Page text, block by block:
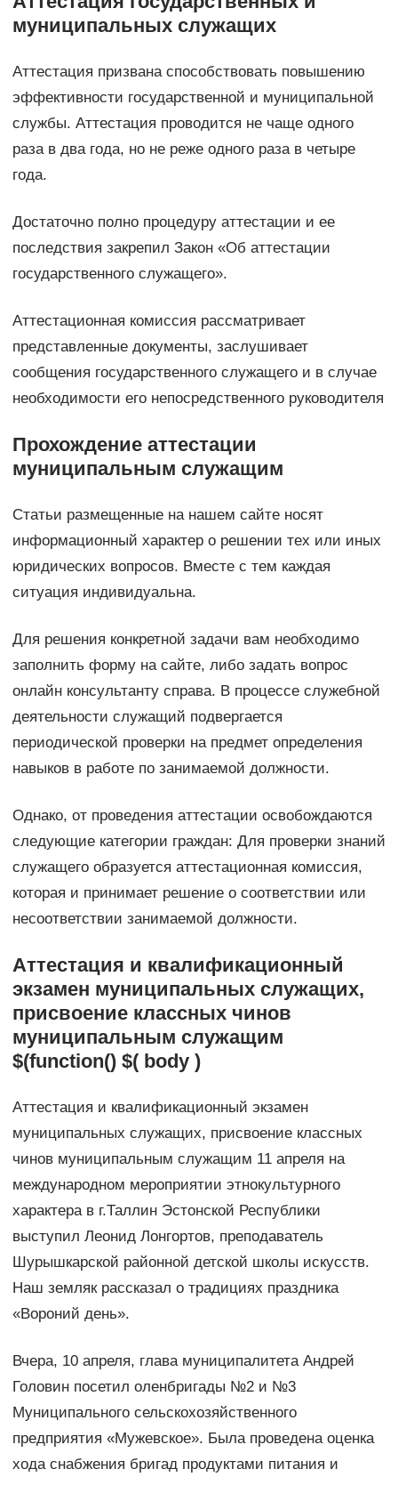
муниципальных служащих
Аттестация призвана способствовать повышению
эффективности государственной и муниципальной
службы. Аттестация проводится не чаще одного
раза в два года, но не реже одного раза в четыре
года.
Достаточно полно процедуру аттестации и ее
последствия закрепил Закон «Об аттестации
государственного служащего».
Аттестационная комиссия рассматривает
представленные документы, заслушивает
сообщения государственного служащего и в случае
необходимости его непосредственного руководителя
Прохождение аттестации
муниципальным служащим
Статьи размещенные на нашем сайте носят
информационный характер о решении тех или иных
юридических вопросов. Вместе с тем каждая
ситуация индивидуальна.
Для решения конкретной задачи вам необходимо
заполнить форму на сайте, либо задать вопрос
онлайн консультанту справа. В процессе служебной
деятельности служащий подвергается
периодической проверки на предмет определения
навыков в работе по занимаемой должности.
Однако, от проведения аттестации освобождаются
следующие категории граждан: Для проверки знаний
служащего образуется аттестационная комиссия,
которая и принимает решение о соответствии или
несоответствии занимаемой должности.
Аттестация и квалификационный
экзамен муниципальных служащих,
присвоение классных чинов
муниципальным служащим
$(function() $( body )
Аттестация и квалификационный экзамен
муниципальных служащих, присвоение классных
чинов муниципальным служащим 11 апреля на
международном мероприятии этнокультурного
характера в г.Таллин Эстонской Республики
выступил Леонид Лонгортов, преподаватель
Шурышкарской районной детской школы искусств.
Наш земляк рассказал о традициях праздника
«Вороний день».
Вчера, 10 апреля, глава муниципалитета Андрей
Головин посетил оленбригады №2 и №3
Муниципального сельскохозяйственного
предприятия «Мужевское». Была проведена оценка
хода снабжения бригад продуктами питания и